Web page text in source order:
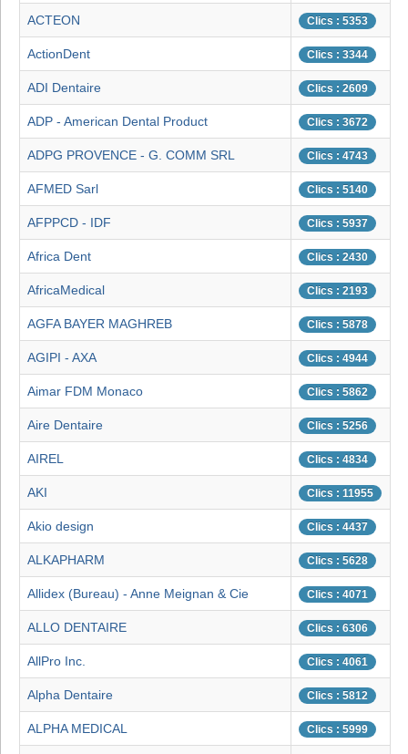
ACTEON Clics : 5353
ActionDent Clics : 3344
ADI Dentaire Clics : 2609
ADP - American Dental Product Clics : 3672
ADPG PROVENCE - G. COMM SRL Clics : 4743
AFMED Sarl Clics : 5140
AFPPCD - IDF Clics : 5937
Africa Dent Clics : 2430
AfricaMedical Clics : 2193
AGFA BAYER MAGHREB Clics : 5878
AGIPI - AXA Clics : 4944
Aimar FDM Monaco Clics : 5862
Aire Dentaire Clics : 5256
AIREL Clics : 4834
AKI Clics : 11955
Akio design Clics : 4437
ALKAPHARM Clics : 5628
Allidex (Bureau) - Anne Meignan & Cie Clics : 4071
ALLO DENTAIRE Clics : 6306
AllPro Inc. Clics : 4061
Alpha Dentaire Clics : 5812
ALPHA MEDICAL Clics : 5999